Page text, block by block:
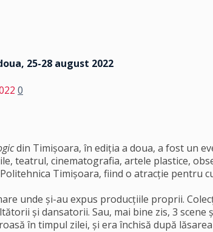
25-28 august 2022
0
din Timișoara, în ediția a doua, a fost un
teatrul, cinematografia, artele plastice,
Timișoara, fiind o atracție pentru
unde și-au expus producțiile proprii.
și dansatorii. Sau, mai bine zis, 3
în timpul zilei, și era închisă după